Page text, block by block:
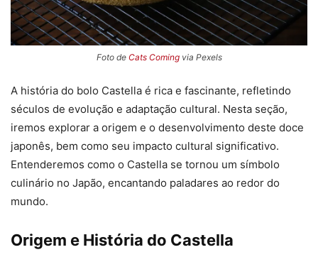
Foto de Cats Comingvia Pexels
A história do bolo Castella é rica e fascinante, refletindo
séculos de evolução e adaptação cultural. Nesta seção,
iremos explorar a origem e o desenvolvimento deste doce
japonês, bem como seu impacto cultural significativo.
Entenderemos como o Castella se tornou um símbolo
culinário no Japão, encantando paladares ao redor do
mundo.
Origem e História do Castella